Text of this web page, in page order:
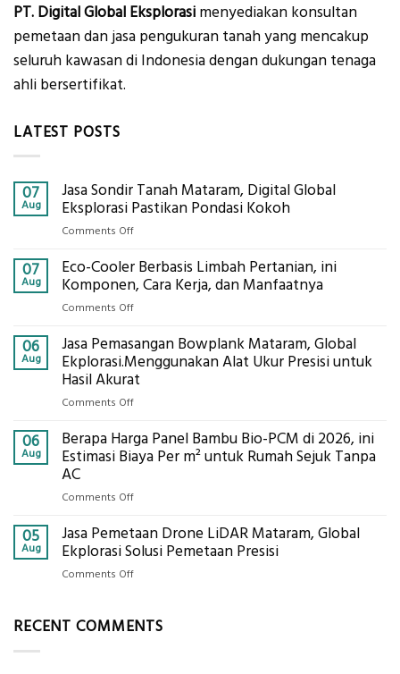
PT. Digital Global Eksplorasi menyediakan konsultan
pemetaan dan jasa pengukuran tanah yang mencakup
seluruh kawasan di Indonesia dengan dukungan tenaga
ahli bersertifikat.
LATEST POSTS
07
Aug
Jasa Sondir Tanah Mataram, Digital Global
Eksplorasi Pastikan Pondasi Kokoh
Comments Offon
Sondir
Tanah
Eksplorasi
Pastikan
Pondasi
Kokoh
07
Aug
Eco-Cooler Berbasis Limbah Pertanian, ini
Komponen, Cara Kerja, dan Manfaatnya
Comments Offon
Cooler
Berbasis
Limbah
Cara
Kerja,
Manfaatnya
06
Aug
Jasa Pemasangan Bowplank Mataram, Global
Ekplorasi.Menggunakan Alat Ukur Presisi untuk
Hasil Akurat
Comments Offon
Pemasangan
Bowplank
Ukur
Presisi
untuk
06
Aug
Berapa Harga Panel Bambu Bio-PCM di 2026, ini
Estimasi Biaya Per m² untuk Rumah Sejuk Tanpa
AC
Comments Offon
Harga
Panel
di
2026,
05
Aug
Jasa Pemetaan Drone LiDAR Mataram, Global
Ekplorasi Solusi Pemetaan Presisi
Comments Offon
Drone
RECENT COMMENTS